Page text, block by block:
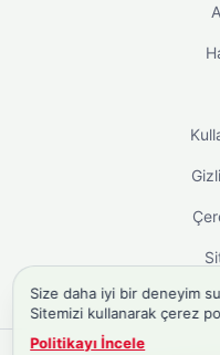
Size daha iyi bir deneyim
Sitemizi kullanarak çerez
Politikayı İncele